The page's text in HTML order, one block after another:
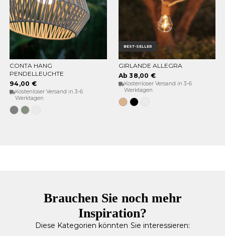
OPTIONEN WÄHLEN
CONTA HANG
PENDELLEUCHTE
94,00 €
Kostenloser Versand in 3-6
Werktagen
GrauWeiches
Grün
BEST-SELLER
OPTIONEN WÄHLEN
GIRLANDE ALLEGRA
Ab 38,00 €
Kostenloser Versand in 3-6
Werktagen
JuteSchwarz
Brauchen Sie noch mehr
Inspiration?
Diese Kategorien könnten Sie interessieren: